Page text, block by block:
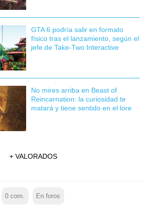
GTA 6 podría salir en formato
físico tras el lanzamiento, según el
jefe de Take-Two Interactive
No mires arriba en Beast of
Reincarnation: la curiosidad te
matará y tiene sentido en el lore
+ VALORADOS
0 com. En foros